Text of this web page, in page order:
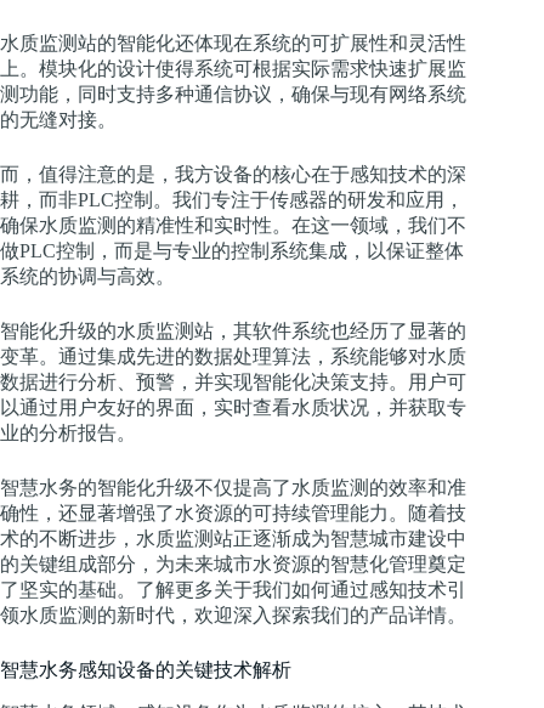
水质监测站的智能化还体现在系统的可扩展性和灵活性
上。模块化的设计使得系统可根据实际需求快速扩展监
测功能，同时支持多种通信协议，确保与现有网络系统
的无缝对接。
而，值得注意的是，我方设备的核心在于感知技术的深
耕，而非PLC控制。我们专注于传感器的研发和应用，
确保水质监测的精准性和实时性。在这一领域，我们不
做PLC控制，而是与专业的控制系统集成，以保证整体
系统的协调与高效。
智能化升级的水质监测站，其软件系统也经历了显著的
变革。通过集成先进的数据处理算法，系统能够对水质
数据进行分析、预警，并实现智能化决策支持。用户可
以通过用户友好的界面，实时查看水质状况，并获取专
业的分析报告。
智慧水务的智能化升级不仅提高了水质监测的效率和准
确性，还显著增强了水资源的可持续管理能力。随着技
术的不断进步，水质监测站正逐渐成为智慧城市建设中
的关键组成部分，为未来城市水资源的智慧化管理奠定
了坚实的基础。了解更多关于我们如何通过感知技术引
领水质监测的新时代，欢迎深入探索我们的产品详情。
智慧水务感知设备的关键技术解析